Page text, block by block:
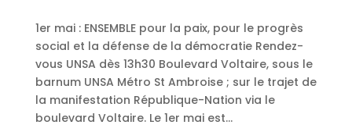
1er mai : ENSEMBLE pour la paix, pour le progrès
social et la défense de la démocratie Rendez-
vous UNSA dès 13h30 Boulevard Voltaire, sous le
barnum UNSA Métro St Ambroise ; sur le trajet de
la manifestation République-Nation via le
boulevard Voltaire. Le 1er mai est...